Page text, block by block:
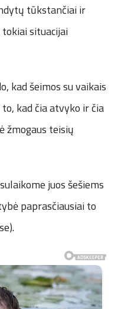
tūkstančiai ir
situacijai
kad šeimos su vaikais
kad čia atvyko ir čia
žmogaus teisių
juos šešiems
paprasčiausiai to